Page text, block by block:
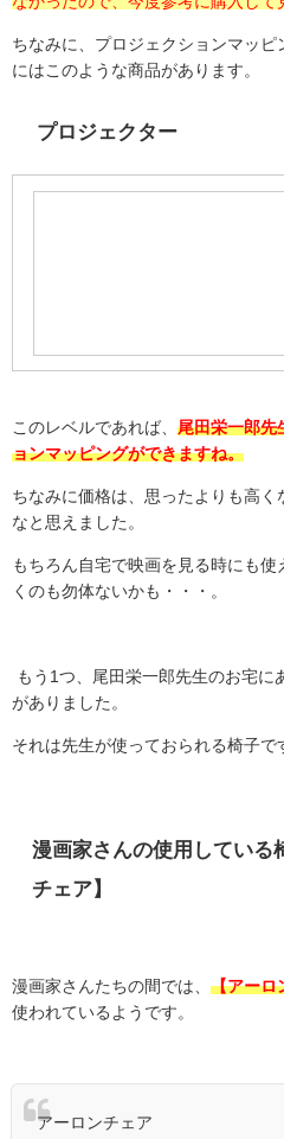
ちなみに、プロジェクションマッ
にはこのような商品があります。
プロジェクター
このレベルであれば、 尾田栄一郎先
ョンマッピングができますね。
ちなみに価格は、思ったよりも高
なと思えました。
もちろん自宅で映画を見る時にも
くのも勿体ないかも・・・。
もう1つ、尾田栄一郎先生のお宅に
がありました。
それは先生が使っておられる椅子で
漫画家さんの使用している
チェア】
漫画家さんたちの間では、 【アーロ
使われているようです。
アーロンチェア